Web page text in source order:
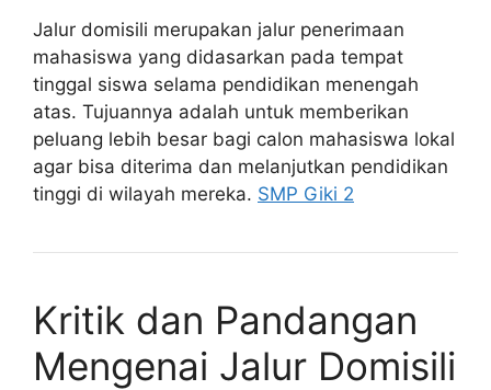
Jalur domisili merupakan jalur penerimaan
mahasiswa yang didasarkan pada tempat
tinggal siswa selama pendidikan menengah
atas. Tujuannya adalah untuk memberikan
peluang lebih besar bagi calon mahasiswa lokal
agar bisa diterima dan melanjutkan pendidikan
tinggi di wilayah mereka. SMP Giki 2
Kritik dan Pandangan
Mengenai Jalur Domisili